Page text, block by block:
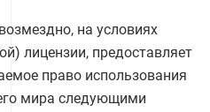
на условиях
лицензии, предоставляет
право использования
мира следующими